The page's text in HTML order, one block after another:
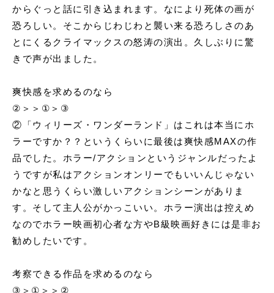
からぐっと話に引き込まれます。なにより死体の画が
恐ろしい。そこからじわじわと襲い来る恐ろしさのあ
とにくるクライマックスの怒涛の演出。久しぶりに驚
きで声が出ました。
爽快感を求めるのなら
②＞＞①＞③
② 「ウィリーズ・ワンダーランド」 はこれは本当にホ
ラーですか？？というくらいに最後は爽快感MAXの作
品でした。ホラー/アクションというジャンルだったよ
うですが私はアクションオンリーでもいいんじゃない
かなと思うくらい激しいアクションシーンがありま
す。そして主人公がかっこいい。ホラー演出は控えめ
なのでホラー映画初心者な方やB級映画好きには是非お
勧めしたいです。
考察できる作品を求めるのなら
③＞①＞＞②